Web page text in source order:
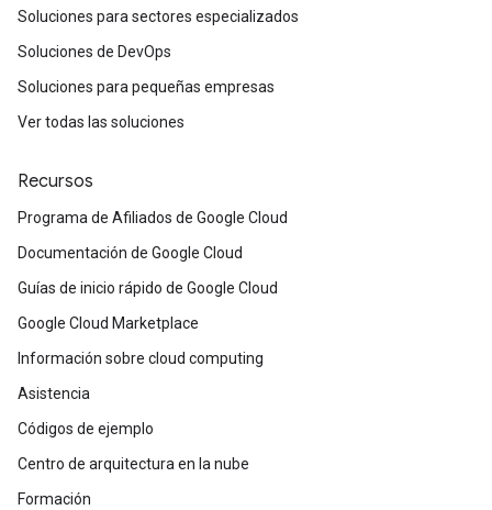
Soluciones para sectores especializados
Soluciones de DevOps
Soluciones para pequeñas empresas
Ver todas las soluciones
Recursos
Programa de Afiliados de Google Cloud
Documentación de Google Cloud
Guías de inicio rápido de Google Cloud
Google Cloud Marketplace
Información sobre cloud computing
Asistencia
Códigos de ejemplo
Centro de arquitectura en la nube
Formación